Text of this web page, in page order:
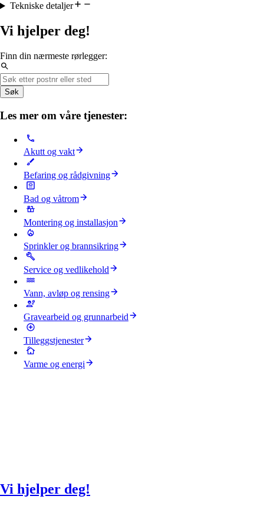
Tekniske detaljer
Vi hjelper deg!
Finn din nærmeste rørlegger:
Søk
Les mer om våre tjenester:
Akutt og vakt
Befaring og rådgivning
Bad og våtrom
Montering og installasjon
Sprinkler og brannsikring
Service og vedlikehold
Vann, avløp og rensing
Gravearbeid og grunnarbeid
Tilleggstjenester
Varme og energi
Vi hjelper deg!